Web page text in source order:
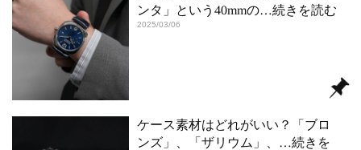
ンタ」という40mmの…続きを読む
2025/03/06
ケース素材はどれがいい？「ブロ
ンズ」、「ザリウム」、 …続きを